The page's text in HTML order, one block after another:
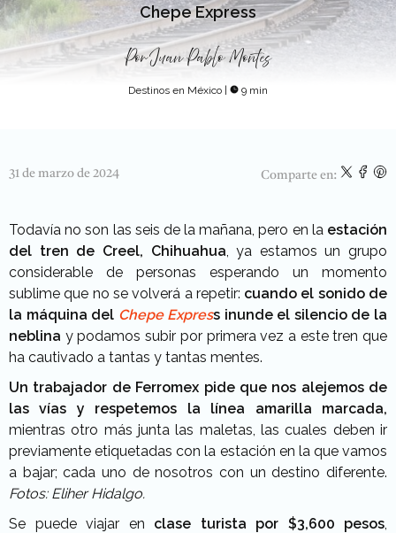
Chepe Express
PorJuan Pablo Montes
Destinos en México | 9 min
31 de marzo de 2024 Comparte en:
Todavía no son las seis de la mañana, pero en la estación
del tren de Creel, Chihuahua , ya estamos un grupo
considerable de personas esperando un momento
sublime que no se volverá a repetir: cuando el sonido de
la máquina del Chepe Express inunde el silencio de la
neblina y podamos subir por primera vez a este tren que
ha cautivado a tantas y tantas mentes.
Un trabajador de Ferromex pide que nos alejemos de
las vías
y respetemos la línea amarilla marcada,
mientras otro más junta las maletas, las cuales deben ir
previamente etiquetadas con la estación en la que vamos
a bajar; cada uno de nosotros con un destino diferente.
Fotos: Eliher Hidalgo.
Se puede viajar en clase turista por $3,600 pesos